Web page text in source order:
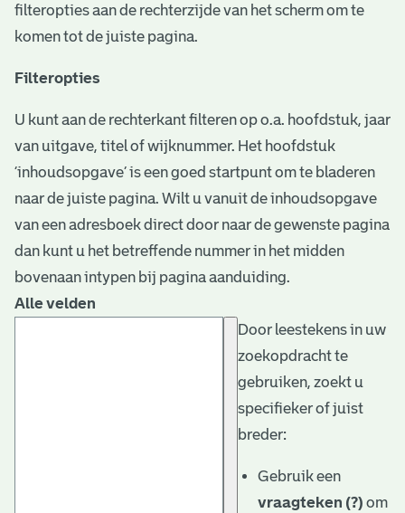
filteropties aan de rechterzijde van het scherm om te
komen tot de juiste pagina.
Filteropties
U kunt aan de rechterkant filteren op o.a. hoofdstuk, jaar
van uitgave, titel of wijknummer. Het hoofdstuk
‘inhoudsopgave’ is een goed startpunt om te bladeren
naar de juiste pagina. Wilt u vanuit de inhoudsopgave
van een adresboek direct door naar de gewenste pagina
dan kunt u het betreffende nummer in het midden
bovenaan intypen bij pagina aanduiding.
Alle velden
Door leestekens in uw
zoekopdracht te
gebruiken, zoekt u
specifieker of juist
breder:
Gebruik een
vraagteken (?) om